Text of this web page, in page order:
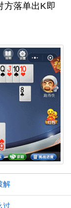
方落单出K即
解
过